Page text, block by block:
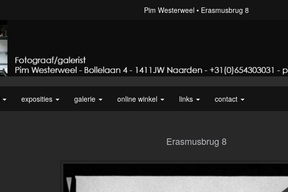
Pim Westerweel Erasmusbrug 8
exposities galerie online winkel links contact
Erasmusbrug 8